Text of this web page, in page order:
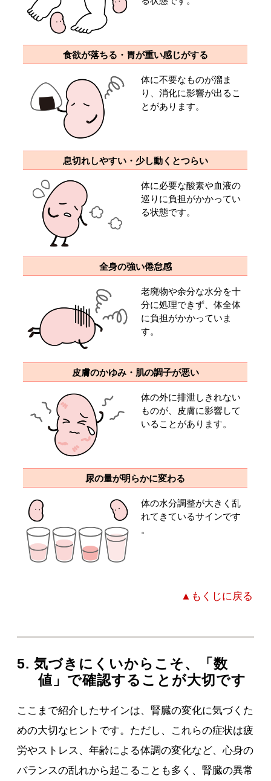
食欲が落ちる・胃が重い感じがする
体に不要なものが溜ま
り、消化に影響が出るこ
とがあります。
息切れしやすい・少し動くとつらい
体に必要な酸素や血液の
巡りに負担がかかってい
る状態です。
全身の強い倦怠感
老廃物や余分な水分を十
分に処理できず、体全体
に負担がかかっていま
す。
皮膚のかゆみ・肌の調子が悪い
体の外に排泄しきれない
ものが、皮膚に影響して
いることがあります。
尿の量が明らかに変わる
体の水分調整が大きく乱
れてきているサインです
。
▲もくじに戻る
5. 気づきにくいからこそ、「数
値」で確認することが大切です
ここまで紹介したサインは、腎臓の変化に気づくた
めの大切なヒントです。ただし、これらの症状は疲
労やストレス、年齢による体調の変化など、心身の
バランスの乱れから起こることも多く、腎臓の異常